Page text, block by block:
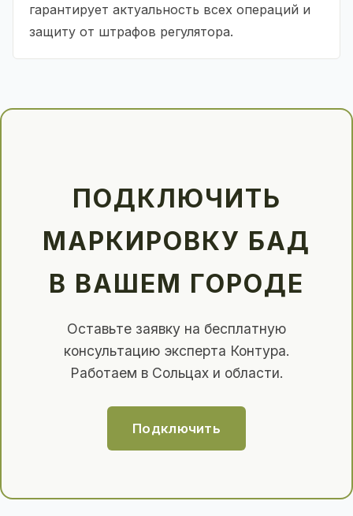
гарантирует актуальность всех операций и
защиту от штрафов регулятора.
ПОДКЛЮЧИТЬ
МАРКИРОВКУ БАД
В ВАШЕМ ГОРОДЕ
Оставьте заявку на бесплатную
консультацию эксперта Контура.
Работаем в Сольцах и области.
Подключить